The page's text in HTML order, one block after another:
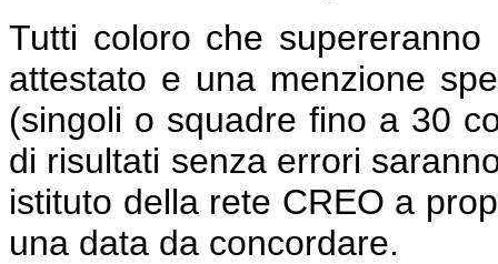
Tutti coloro che
attestato e una menzione
(singoli o squadre fino a 30
di risultati senza errori
istituto della rete CREO a
una data da concordare.